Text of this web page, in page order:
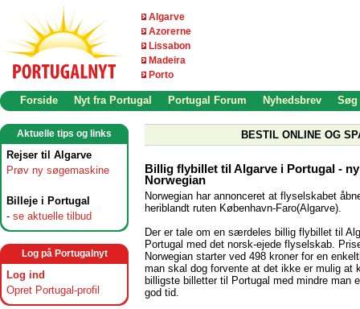
Algarve
Azorerne
Lissabon
Madeira
Porto
Forside Nyt fra Portugal Portugal Forum Nyhedsbrev Søg
Aktuelle tips og links
Rejser til Algarve
Prøv ny søgemaskine
Billeje i Portugal
- se aktuelle tilbud
Log på Portugalnyt
Log ind
Opret Portugal-profil
BESTIL ONLINE OG
Billig flybillet til Algarve i Portugal -
Norwegian
Norwegian har annonceret at flyselskabet
heriblandt ruten København-Faro(Algarve).
Der er tale om en særdeles billig flybillet til
Portugal med det norsk-ejede flyselskab.
Norwegian starter ved 498 kroner for en
man skal dog forvente at det ikke er mulig at
billigste billetter til Portugal med mindre man
god tid.